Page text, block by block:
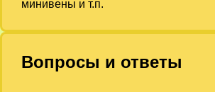
минивены и т.п.
Вопросы и ответы